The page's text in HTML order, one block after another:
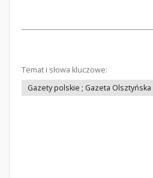
Temat i słowa kluczowe:
Gazety polskie ; Gazeta Olsztyńska